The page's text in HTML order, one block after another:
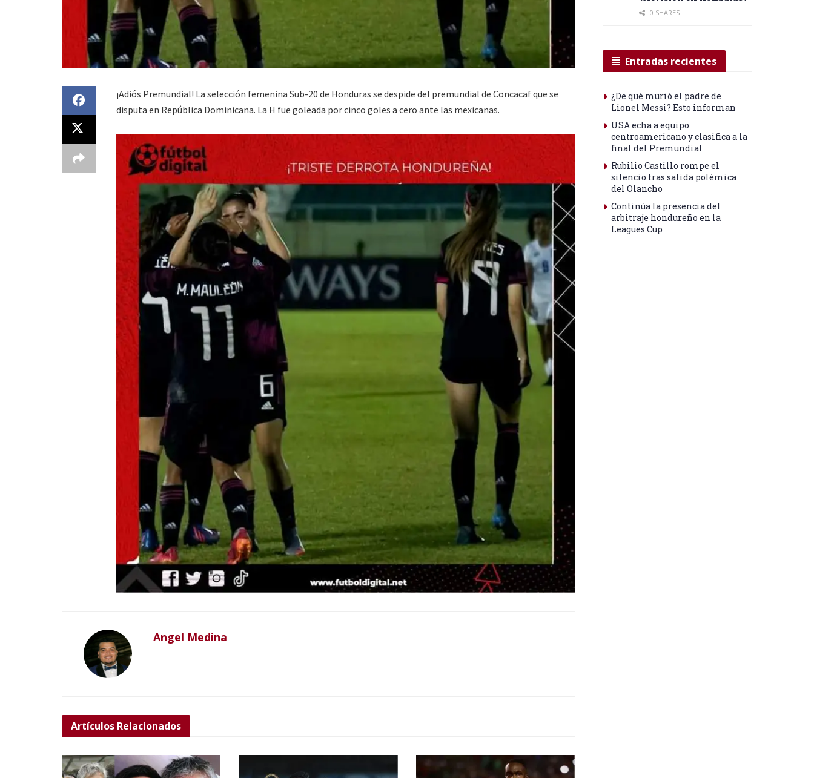
¡Adiós Premundial! La selección femenina Sub-20 de Honduras se despide del premundial de Concacaf que se
disputa en República Dominicana. La H fue goleada por cinco goles a cero ante las mexicanas.
Angel Medina
Artículos Relacionados
0 SHARES
Entradas recientes
¿De qué murió el padre de
Lionel Messi? Esto informan
USA echa a equipo
centroamericano y clasifica a la
final del Premundial
Rubilio Castillo rompe el
silencio tras salida polémica
del Olancho
Continúa la presencia del
arbitraje hondureño en la
Leagues Cup